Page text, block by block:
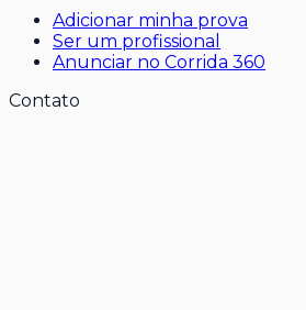
Adicionar minha prova
Ser um profissional
Anunciar no Corrida 360
Contato